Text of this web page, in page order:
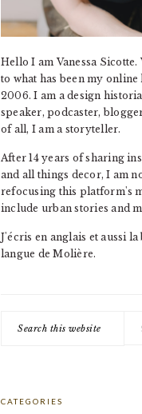
Hello I am Vanessa Sicotte.
to what has been my online
2006. I am a design
speaker, podcaster,
of all, I am a storyteller.
After 14 years of sharing
and all things decor, I am
refocusing this platform's
include urban stories and
J'écris en anglais et aussi la
langue de Molière.
this
CATEGORIES